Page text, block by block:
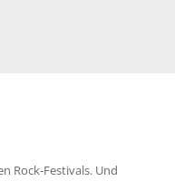
Rock-Festivals. Und